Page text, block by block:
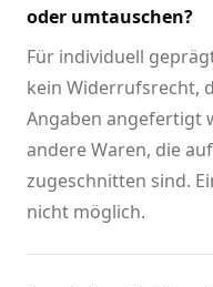
oder umtauschen?
Für individuell
kein Widerrufsrecht,
Angaben angefertigt
andere Waren, die
zugeschnitten sind.
nicht möglich.